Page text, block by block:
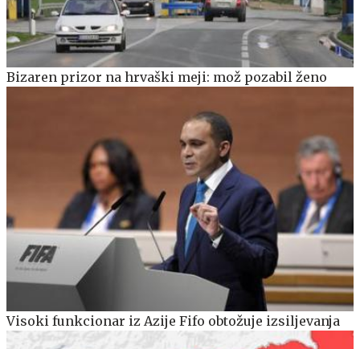
Bizaren prizor na hrvaški meji: mož pozabil ženo
Visoki funkcionar iz Azije Fifo obtožuje izsiljevanja